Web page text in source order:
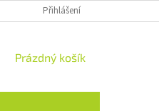
Přihlášení
NÁKUPNÍ
Prázdný košík